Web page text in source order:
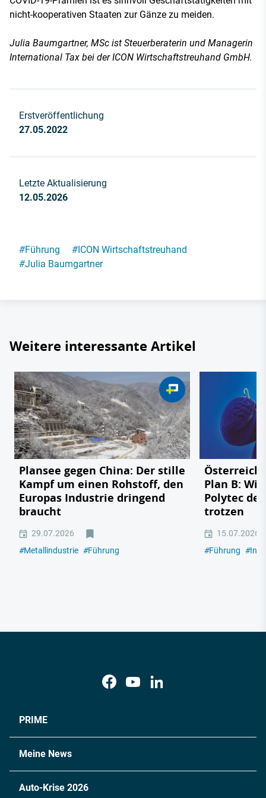
nicht-kooperativen Staaten zur Gänze zu meiden.
Julia Baumgartner, MSc ist Steuerberaterin und Managerin
International Tax bei der ICON Wirtschaftstreuhand GmbH.
Erstveröffentlichung
27.05.2022
Letzte Aktualisierung
12.05.2026
#Führung #ICON Wirtschaftstreuhand
#Julia Baumgartner
Weitere interessante Artikel
Plansee gegen China: Der stille
Kampf um einen Rohstoff, den
Europas Industrie dringend
braucht
29.07.2026
#Metallindustrie #Führung
Plan B:
Polytec
trotzen
15.07.2026
#Führung #
PRIME
Meine News
Auto-Krise 2026